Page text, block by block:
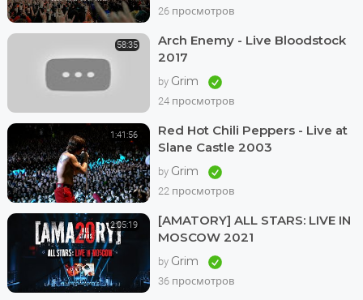
26 просмотров
58:35
Arch Enemy - Live Bloodstock
2017
by Grim
24 просмотров
1:41:56
Red Hot Chili Peppers - Live at
Slane Castle 2003
by Grim
22 просмотров
2:05:19
[AMATORY] ALL STARS: LIVE IN
MOSCOW 2021
by Grim
36 просмотров